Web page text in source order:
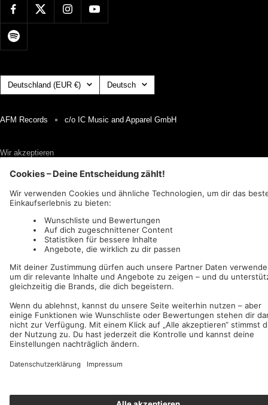
Land/Region Deutschland (EUR €) Sprache
Deutsch
AFM Records c/o IC Music and Apparel GmbH
Wir akzeptieren